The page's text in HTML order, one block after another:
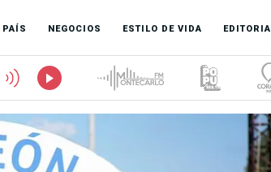
PAÍS NEGOCIOS ESTILO DE VIDA